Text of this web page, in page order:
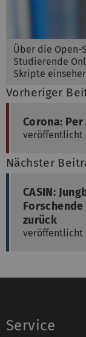
Über die Open-
Studierende
Skripte
Vorheriger
Corona:
veröffentlicht
Nächster
CASIN:
zurück
veröffentlicht
Service